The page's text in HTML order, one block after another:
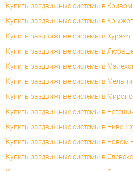
Купить раздвижные системы в Кривом
Купить раздвижные системы в
Купить раздвижные системы в
Купить раздвижные системы в
Купить раздвижные системы в
Купить раздвижные системы в
Купить раздвижные системы в
Купить раздвижные системы в
Купить раздвижные системы в Ниве
Купить раздвижные системы в Новом
Купить раздвижные системы в Олевске